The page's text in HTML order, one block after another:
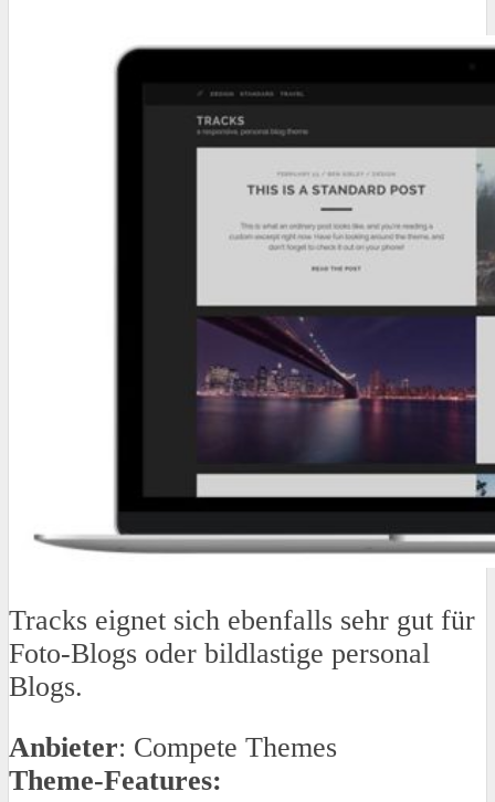
Tracks eignet sich ebenfalls sehr gut für
Foto-Blogs oder bildlastige personal
Blogs.
Anbieter: Compete Themes
Theme-Features: